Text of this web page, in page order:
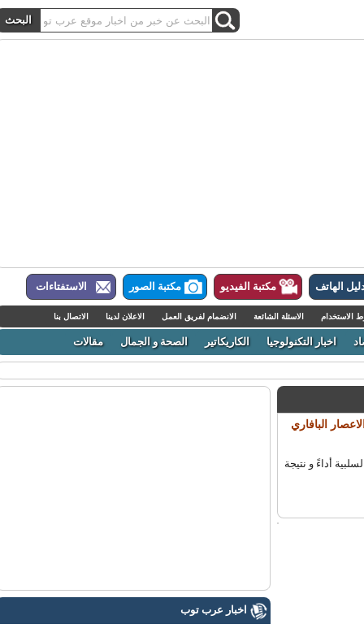
الهاتف مكتبة الفيديو مكتبة الصور الاستفتاءات
الاسئلة الشائعة الانضمام لفريق العمل الاعلان لدينا الاتصال بنا
اخبار التكنولوجيا الكاريكاتير الصحة و الجمال مقالات
البافاري
أداءً و نتيجة
اخبار عرب توب